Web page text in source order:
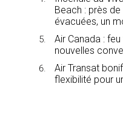
Beach : près
évacuées, un
Air Canada :
nouvelles
Air Transat
flexibilité pour